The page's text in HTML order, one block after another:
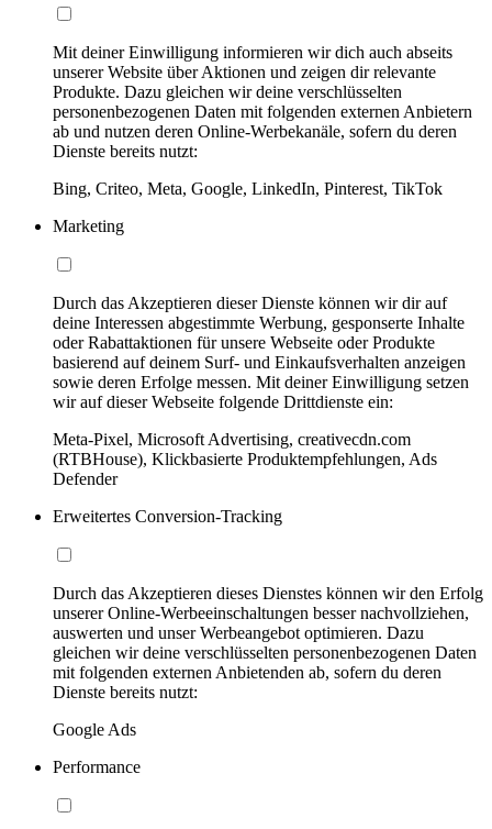
Mit deiner Einwilligung informieren wir dich auch abseits
unserer Website über Aktionen und zeigen dir relevante
Produkte. Dazu gleichen wir deine verschlüsselten
personenbezogenen Daten mit folgenden externen Anbietern
ab und nutzen deren Online-Werbekanäle, sofern du deren
Dienste bereits nutzt:
Bing, Criteo, Meta, Google, LinkedIn, Pinterest, TikTok
Marketing
Durch das Akzeptieren dieser Dienste können wir dir auf
deine Interessen abgestimmte Werbung, gesponserte Inhalte
oder Rabattaktionen für unsere Webseite oder Produkte
basierend auf deinem Surf- und Einkaufsverhalten anzeigen
sowie deren Erfolge messen. Mit deiner Einwilligung setzen
wir auf dieser Webseite folgende Drittdienste ein:
Meta-Pixel, Microsoft Advertising, creativecdn.com
(RTBHouse), Klickbasierte Produktempfehlungen, Ads
Defender
Erweitertes Conversion-Tracking
Durch das Akzeptieren dieses Dienstes können wir den Erfolg
unserer Online-Werbeeinschaltungen besser nachvollziehen,
auswerten und unser Werbeangebot optimieren. Dazu
gleichen wir deine verschlüsselten personenbezogenen Daten
mit folgenden externen Anbietenden ab, sofern du deren
Dienste bereits nutzt:
Google Ads
Performance